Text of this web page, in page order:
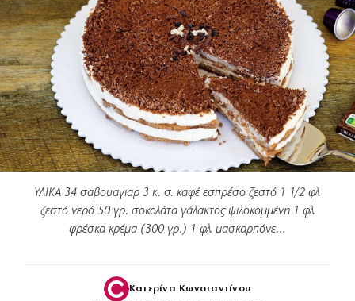
ΥΛΙΚΑ 34 σαβουαγιαρ 3 κ. σ. καφέ εσπρέσο ζεστό 1 1/2 φλ.
ζεστό νερό 50 γρ. σοκολάτα γάλακτος ψιλοκομμένη 1 φλ.
φρέσκα κρέμα (300 γρ.) 1 φλ. μασκαρπόνε…
Κατερίνα Κωνσταντίνου